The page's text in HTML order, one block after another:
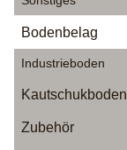
Bodenbelag
Industrieboden
Kautschukboden
Zubehör